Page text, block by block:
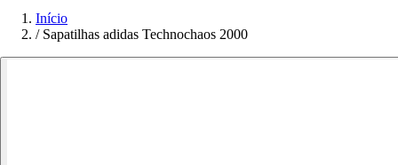
Início
/ Sapatilhas adidas Technochaos 2000